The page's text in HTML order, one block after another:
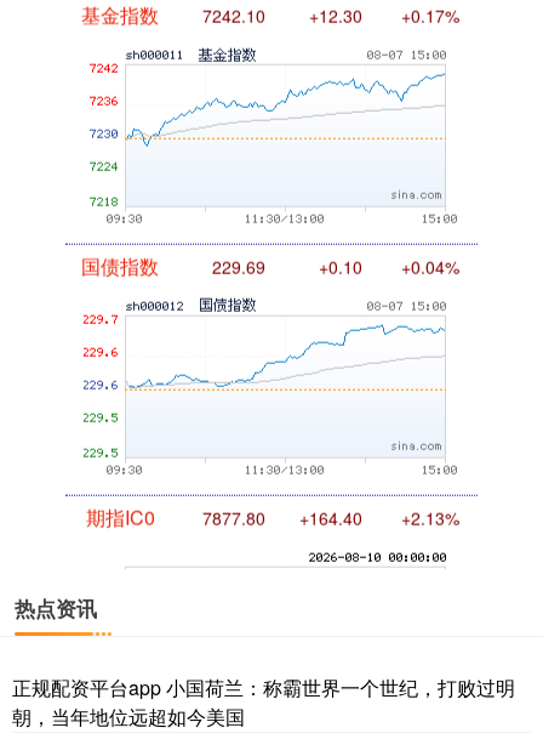
基金指数 7242.10 +12.30 +0.17%
国债指数 229.69 +0.10 +0.04%
期指IC0 7877.80 +164.40 +2.13%
热点资讯
正规配资平台app 小国荷兰：称霸世界一个世纪，打败过明
朝，当年地位远超如今美国